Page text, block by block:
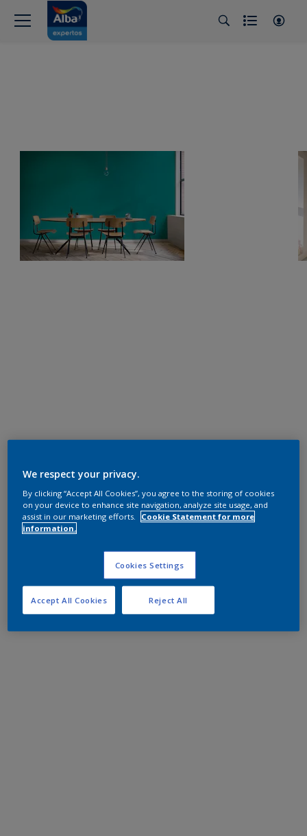
We respect your privacy.
By clicking “Accept All Cookies”, you agree to the storing of cookies
on your device to enhance site navigation, analyze site usage, and
assist in our marketing efforts.
Cookie Statement for more
information.
Cookies Settings
Reject All
Accept All Cookies